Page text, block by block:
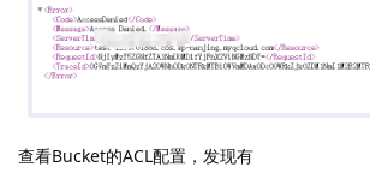
查看Bucket的ACL配置，发现有